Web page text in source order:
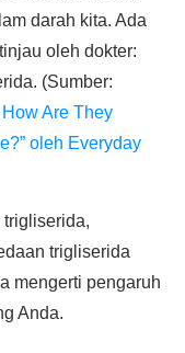
darah kita. Ada
oleh dokter:
(Sumber:
Are They
oleh Everyday
trigliserida
mengerti pengaruh
Anda.